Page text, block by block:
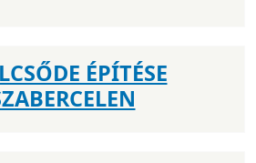
ÉPÍTÉSE